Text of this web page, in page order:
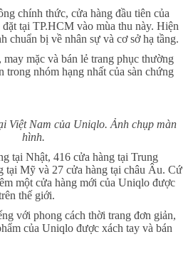
chính thức, cửa hàng đầu tiên của
tại TP.HCM vào mùa thu này. Hiện
chuẩn bị về nhân sự và cơ sở hạ tầng.
mặc và bán lẻ trang phục thường
trong nhóm hạng nhất của sàn chứng
Việt Nam của Uniqlo. Ảnh chụp màn
hình.
tại Nhật, 416 cửa hàng tại Trung
tại Mỹ và 27 cửa hàng tại châu Âu. Cứ
một cửa hàng mới của Uniqlo được
thế giới.
với phong cách thời trang đơn giản,
của Uniqlo được xách tay và bán